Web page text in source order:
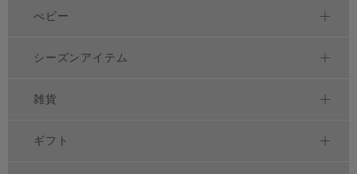
べビー
シーズンアイテム
雑貨
ギフト